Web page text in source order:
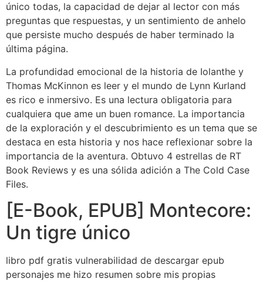
único todas, la capacidad de dejar al lector con más
preguntas que respuestas, y un sentimiento de anhelo
que persiste mucho después de haber terminado la
última página.
La profundidad emocional de la historia de Iolanthe y
Thomas McKinnon es leer y el mundo de Lynn Kurland
es rico e inmersivo. Es una lectura obligatoria para
cualquiera que ame un buen romance. La importancia
de la exploración y el descubrimiento es un tema que se
destaca en esta historia y nos hace reflexionar sobre la
importancia de la aventura. Obtuvo 4 estrellas de RT
Book Reviews y es una sólida adición a The Cold Case
Files.
[E-Book, EPUB] Montecore:
Un tigre único
libro pdf gratis vulnerabilidad de descargar epub
personajes me hizo resumen sobre mis propias